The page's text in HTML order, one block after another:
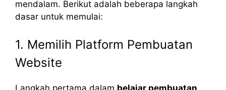
mendalam. Berikut adalah beberapa langkah
dasar untuk memulai:
1. Memilih Platform Pembuatan
Website
Langkah pertama dalam belajar pembuatan